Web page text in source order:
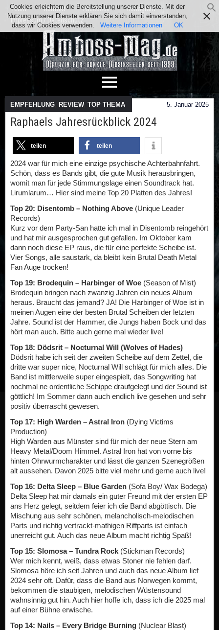
Team Kontakt Facebook
Instagram
Impressum / Datenschutz
EMPFEHLUNG REVIEW, TOP THEMA 5. Januar 2025
Raphaels Jahresrückblick 2024
teilen teilen
2024 war für mich eine einzige psychische Achterbahnfahrt.
Schön, dass es Bands gibt, die gute Musik herausbringen,
womit man für jede Stimmungslage einen Soundtrack hat.
Lirumlarum… Hier sind meine Top 20 Platten des Jahres!
Top 20: Disentomb – Nothing Above (Unique Leader
Records)
Kurz vor dem Party-San hatte ich mal in Disentomb reingehört
und hat mir ausgesprochen gut gefallen. Im Oktober kam
dann noch diese EP raus, die für eine perfekte Scheibe ist.
Vier Songs, alle saustark, da bleibt kein Brutal Death Metal
Fan Auge trocken!
Top 19: Brodequin – Harbinger of Woe (Season of Mist)
Brodequin bringen nach zwanzig Jahren ein neues Album
heraus. Braucht das jemand? JA! Die Harbinger of Woe ist in
meinen Augen eine der besten Brutal Scheiben der letzten
Jahre. Sound ist der Hammer, die Jungs haben Bock und das
hört man auch. Bitte auch gerne mal wieder live!
Top 18: Dödsrit – Nocturnal Will (Wolves of Hades)
Dödsrit habe ich seit der zweiten Scheibe auf dem Zettel, die
dritte war super nice, Nocturnal Will schlägt für mich alles. Die
Band ist mittlerweile super eingespielt, das Songwriting hat
nochmal ne ordentliche Schippe draufgelegt und der Sound ist
göttlich! Im Sommer dann auch endlich live gesehen und sehr
positiv überrascht gewesen.
Top 17: High Warden – Astral Iron (Dying Victims
Production)
High Warden aus Münster sind für mich der neue Stern am
Heavy Metal/Doom Himmel. Astral Iron hat von vorne bis
hinten Ohrwurmcharakter und lässt die ganzen Szenegrößen
alt aussehen. Davon 2025 bitte viel mehr und gerne auch live!
Top 16: Delta Sleep – Blue Garden (Sofa Boy/ Wax Bodega)
Delta Sleep hat mir damals ein guter Freund mit der ersten EP
ans Herz gelegt, seitdem feier ich die Band abgöttisch. Die
Mischung aus sehr schönen, melancholisch-melodischen
Parts und richtig vertrackt-mathigen Riffparts ist einfach
unerreicht gut. Auch das neue Album macht richtig Spaß!
Top 15: Slomosa – Tundra Rock (Stickman Records)
Wer mich kennt, weiß, dass etwas Stoner nie fehlen darf.
Slomosa höre ich seit Jahren und auch das neue Album lief
2024 sehr oft. Dafür, dass die Band aus Norwegen kommt,
bekommen die staubigen, melodischen Wüstensound
wahnsinnig gut hin. Auch hier hoffe ich, dass ich die 2025 mal
auf einer Bühne erwische.
Top 14: Nails – Every Bridge Burning (Nuclear Blast)
Cookies erleichtern die Bereitstellung unserer Dienste. Mit der
Nutzung unserer Dienste erklären Sie sich damit einverstanden,
dass wir Cookies verwenden.
Weitere Informationen OK